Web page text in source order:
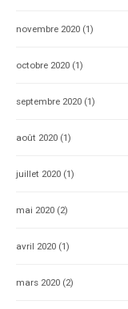
novembre 2020 (1)
octobre 2020 (1)
septembre 2020 (1)
août 2020 (1)
juillet 2020 (1)
mai 2020 (2)
avril 2020 (1)
mars 2020 (2)